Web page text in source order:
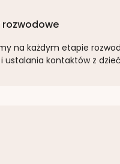
rozwodowe
na każdym etapie
ustalania kontaktów z